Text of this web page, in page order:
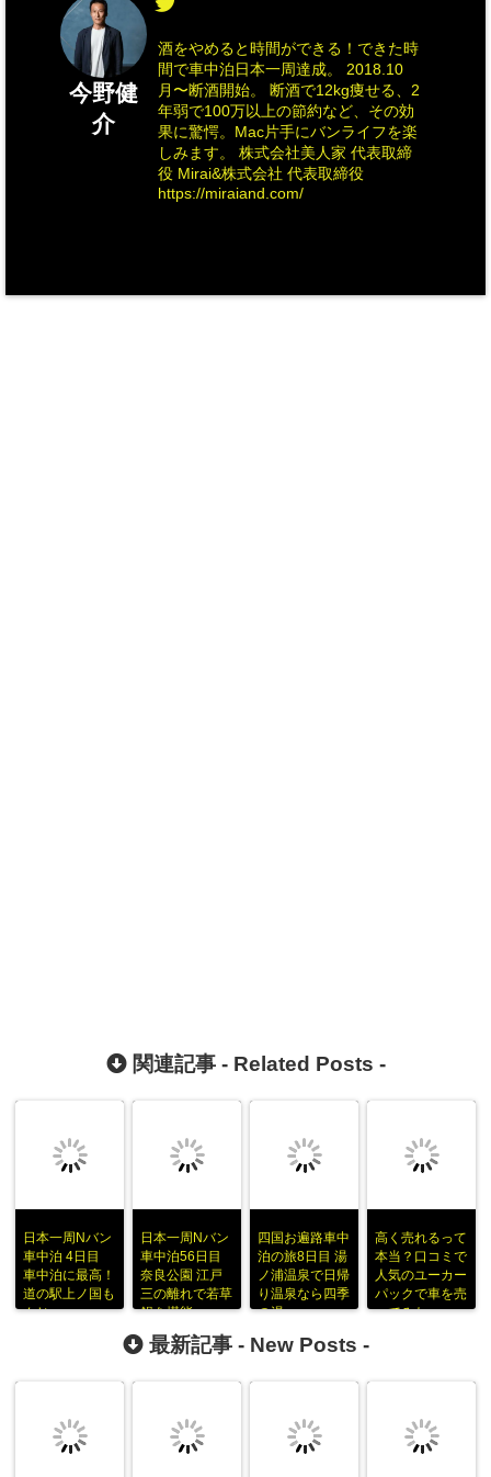
今野健
介
酒をやめると時間ができる！できた時
間で車中泊日本一周達成。 2018.10
月〜断酒開始。 断酒で12kg痩せる、2
年弱で100万以上の節約など、その効
果に驚愕。Mac片手にバンライフを楽
しみます。 株式会社美人家 代表取締
役 Mirai&株式会社 代表取締役
https://miraiand.com/
関連記事 - Related Posts -
日本一周Nバン
車中泊 4日目
車中泊に最高！
道の駅上ノ国も
んじゅ
日本一周Nバン
車中泊56日目
奈良公園 江戸
三の離れで若草
鍋を堪能
四国お遍路車中
泊の旅8日目 湯
ノ浦温泉で日帰
り温泉なら四季
の湯
高く売れるって
本当？口コミで
人気のユーカー
パックで車を売
ってみた
最新記事 - New Posts -